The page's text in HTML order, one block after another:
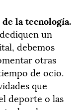
la tecnología.
un
debemos
otras
de ocio.
que
deporte o las